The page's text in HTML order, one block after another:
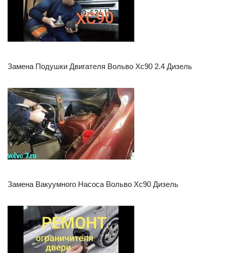
Замена Подушки Двигателя Вольво Хс90 2.4 Дизель
Замена Вакуумного Насоса Вольво Хс90 Дизель